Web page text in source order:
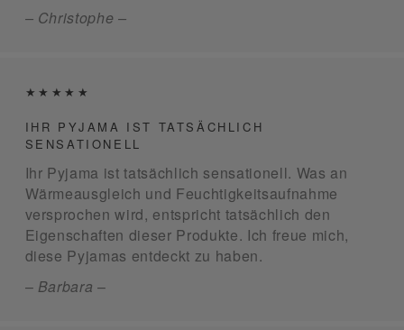
– Christophe –
★★★★★
IHR PYJAMA IST TATSÄCHLICH
SENSATIONELL
Ihr Pyjama ist tatsächlich sensationell. Was an
Wärmeausgleich und Feuchtigkeitsaufnahme
versprochen wird, entspricht tatsächlich den
Eigenschaften dieser Produkte. Ich freue mich,
diese Pyjamas entdeckt zu haben.
– Barbara–